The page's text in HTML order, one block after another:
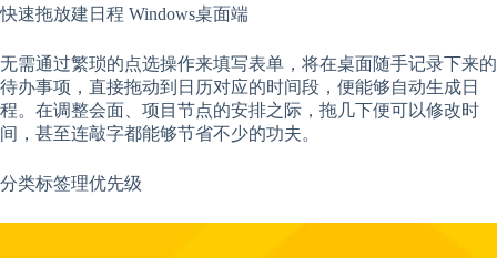
快速拖放建日程 Windows桌面端
无需通过繁琐的点选操作来填写表单，将在桌面随手记录下来的
待办事项，直接拖动到日历对应的时间段，便能够自动生成日
程。在调整会面、项目节点的安排之际，拖几下便可以修改时
间，甚至连敲字都能够节省不少的功夫。
分类标签理优先级